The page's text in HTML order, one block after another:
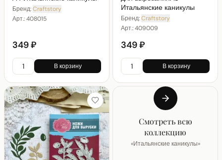
Бренд:Craftstory
Арт.:408015
349 ₽
В корзину
Итальянские каникулы
Бренд:Craftstory
Арт.:409009
349 ₽
В корзину
Смотреть всю
коллекцию
«Итальянские каникулы»